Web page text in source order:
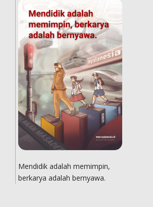
Mendidik adalah memimpin,
berkarya adalah bernyawa.